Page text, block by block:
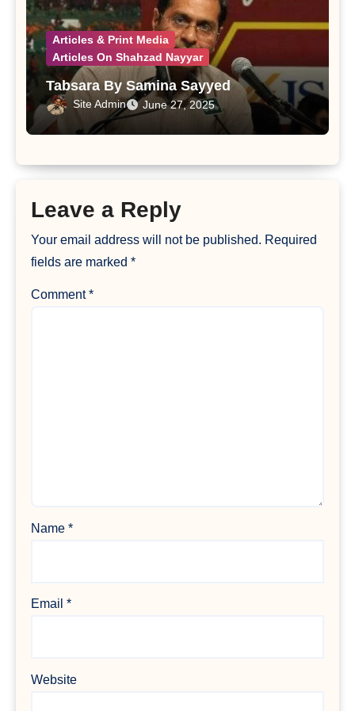
Articles & Print Media
Articles On Shahzad Nayyar
Tabsara By Samina Sayyed
Site Admin June 27, 2025
Leave a Reply
Your email address will not be published. Required
fields are marked*
Comment*
Name*
Email*
Website